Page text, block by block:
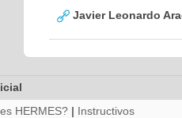
Javier Leonardo
HERMES? | Instructivos